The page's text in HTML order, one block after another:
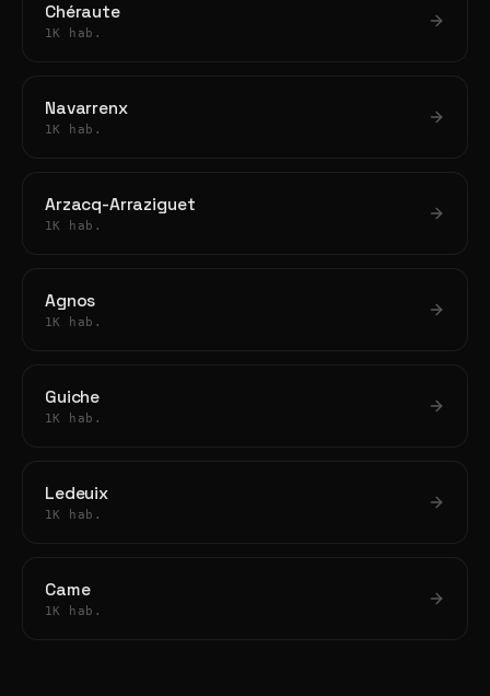
Chéraute
1K hab.
Navarrenx
1K hab.
Arzacq-Arraziguet
1K hab.
Agnos
1K hab.
Guiche
1K hab.
Ledeuix
1K hab.
Came
1K hab.